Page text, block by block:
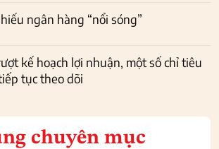
ngân hàng “nổi sóng”
kế hoạch lợi nhuận, một số chỉ tiêu
tục theo dõi
chuyên mục